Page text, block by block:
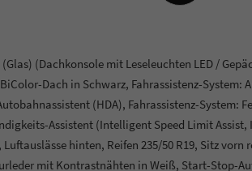
(Dachkonsole mit Leseleuchten LED /
Dach in Schwarz, Fahrassistenz-System:
(HDA), Fahrassistenz-System:
Assistent (Intelligent Speed Limit Assist,
Luftauslässe hinten, Reifen 235/50 R19, Sitz
mit Kontrastnähten in Weiß, Start-Stop-